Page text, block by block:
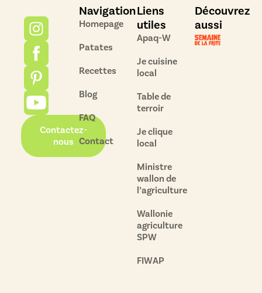
Contactez-
nous
Navigation
Homepage
Patates
Recettes
Blog
FAQ
Contact
Liens
utiles
Apaq-W
Je cuisine
local
Table de
terroir
Je clique
local
Ministre
wallon de
l’agriculture
Wallonie
agriculture
SPW
FIWAP
Découvrez
aussi